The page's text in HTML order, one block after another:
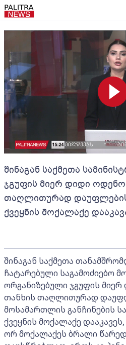
შინაგან საქმეთა
ჯგუფის მიერ დიდი
თაღლითურად
ქვეყნის მოქალაქე
შინაგან საქმეთა
ჩატარებული საგამოძიებო
ორგანიზებული ჯგუფის
თანხის თაღლითურად
მოსამართლის განჩინების
ქვეყნის მოქალაქე
ორ მოქალაქეს ბრალი